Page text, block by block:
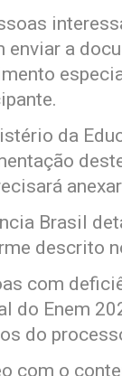
enviar a
da
Brasil
descrito
com
do Enem
do
com o